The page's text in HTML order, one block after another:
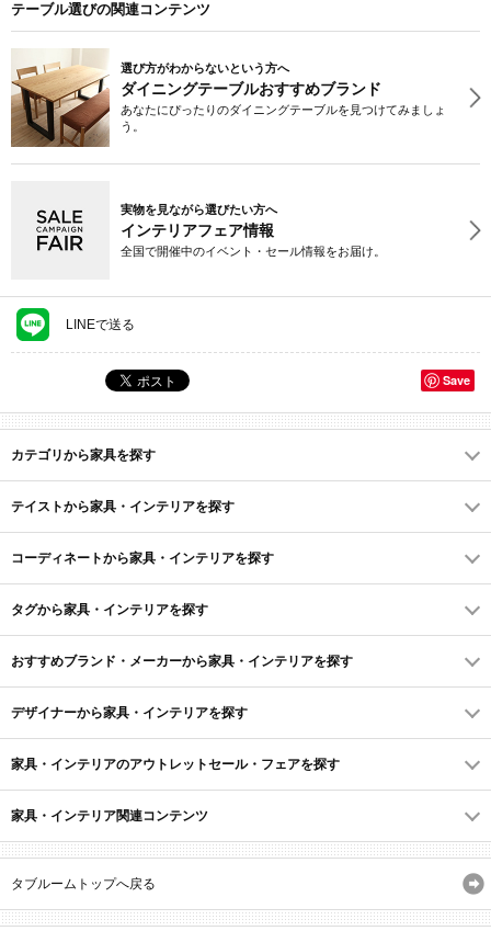
テーブル選びの関連コンテンツ
選び方がわからないという方へ
ダイニングテーブルおすすめブランド
あなたにぴったりのダイニングテーブルを見つけてみましょ
う。
実物を見ながら選びたい方へ
インテリアフェア情報
全国で開催中のイベント・セール情報をお届け。
LINEで送る
Save
カテゴリから家具を探す
テイストから家具・インテリアを探す
コーディネートから家具・インテリアを探す
タグから家具・インテリアを探す
おすすめブランド・メーカーから家具・インテリアを探す
デザイナーから家具・インテリアを探す
家具・インテリアのアウトレットセール・フェアを探す
家具・インテリア関連コンテンツ
タブルームトップへ戻る